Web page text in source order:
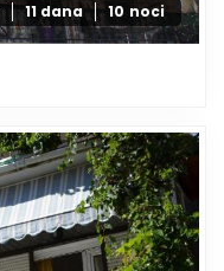
11 dana 10 noci